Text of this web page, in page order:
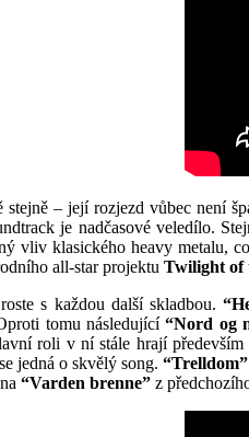
stejně – její rozjezd vůbec není
je nadčasové veledílo.
vliv klasického heavy metalu,
all-star projektu Twilight of
s každou další skladbou.
tomu následující“Nord og
roli v ní stále hrají
jedná o skvělý song.“Trelldom”
“Varden brenne” z